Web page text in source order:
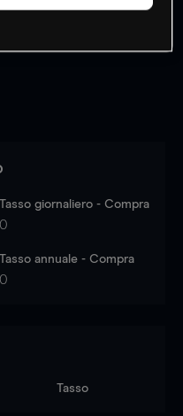
latest market data
Tasso giornaliero - Compra
0
Tasso annuale - Compra
0
Tasso